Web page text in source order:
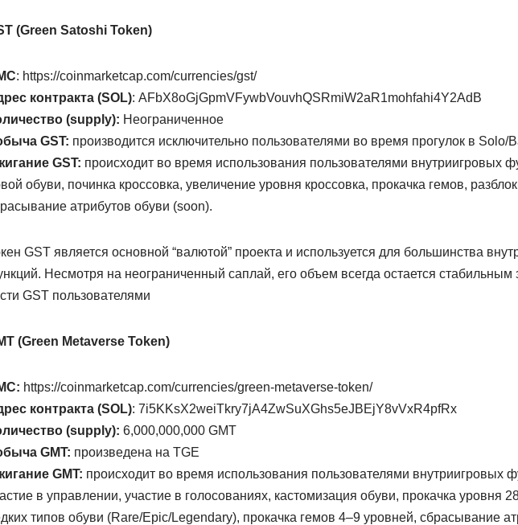
(Green Satoshi Token)
: https://coinmarketcap.com/currencies/gst/
контракта (SOL): AFbX8oGjGpmVFywbVouvhQSRmiW2aR1mohfahi4Y2AdB
(supply): Неограниченное
GST: производится исключительно пользователями во время прогулок в Solo/
GST: происходит во время использования пользователями внутриигровых
обуви, починка кроссовка, увеличение уровня кроссовка, прокачка гемов,
атрибутов обуви (soon).
GST является основной “валютой” проекта и используется для большинства
Несмотря на неограниченный саплай, его объем всегда остается стабильным
GST пользователями
(Green Metaverse Token)
https://coinmarketcap.com/currencies/green-metaverse-token/
контракта (SOL): 7i5KKsX2weiTkry7jA4ZwSuXGhs5eJBEjY8vVxR4pfRx
(supply): 6,000,000,000 GMT
GMT: произведена на TGE
GMT: происходит во время использования пользователями внутриигровых
в управлении, участие в голосованиях, кастомизация обуви, прокачка уровня
типов обуви (Rare/Epic/Legendary), прокачка гемов 4–9 уровней, сбрасывание